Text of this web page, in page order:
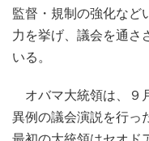
監督・規制の強化など
力を挙げ、議会を通さ
いる。
オバマ大統領は、９
異例の議会演説を行っ